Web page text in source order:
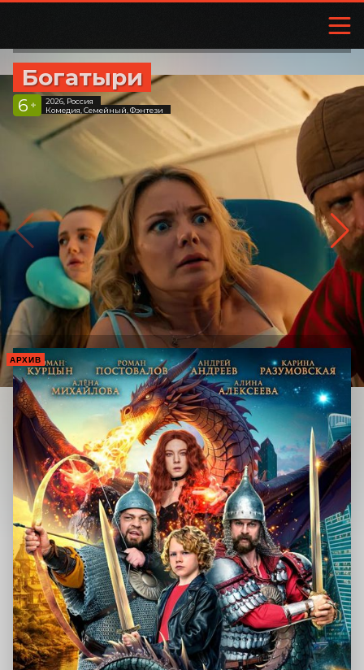
Богатыри
6 +
2026, Россия
Комедия, Семейный, Фэнтези
АРХИВ